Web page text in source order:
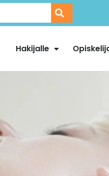
Hakijalle